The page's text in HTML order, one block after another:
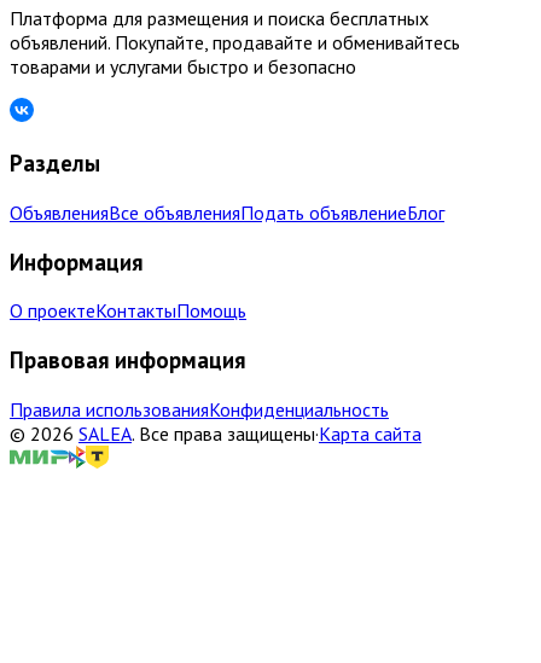
Платформа для размещения и поиска бесплатных
объявлений. Покупайте, продавайте и обменивайтесь
товарами и услугами быстро и безопасно
Разделы
ОбъявленияВсе объявленияПодать объявлениеБлог
Информация
О проектеКонтактыПомощь
Правовая информация
Правила использованияКонфиденциальность
© 2026 SALEA. Все права защищены·Карта сайта